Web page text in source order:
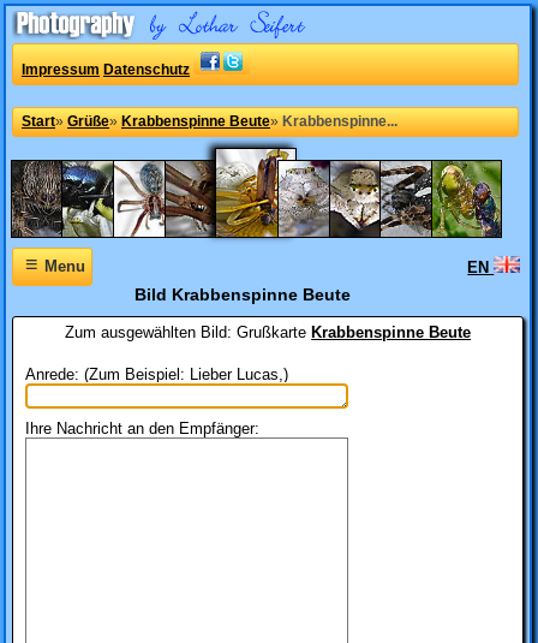
Impressum Datenschutz
Start» Grüße» Krabbenspinne Beute» Krabbenspinne...
≡Menu EN
Bild Krabbenspinne Beute
Zum ausgewählten Bild:GrußkarteKrabbenspinne Beute
Anrede: (Zum Beispiel: Lieber Lucas,)
Ihre Nachricht an den Empfänger: